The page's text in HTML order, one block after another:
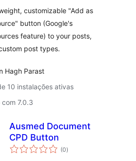
customizable "Add as
button (Google's
feature) to your posts,
post types.
Hagh Parast
10 instalações ativas
7.0.3
Ausmed Document
CPD Button
(0avaliações
totais
)